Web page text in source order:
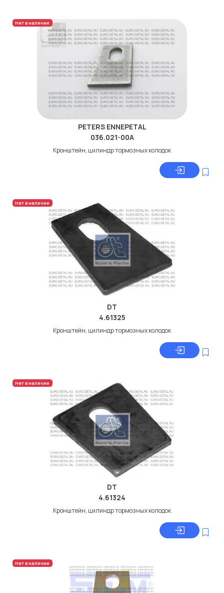
Нет в наличии
PETERS ENNEPETAL
036.021-00A
Кронштейн, цилиндр тормозных колодок
Нет в наличии
DT
4.61325
Кронштейн, цилиндр тормозных колодок
Нет в наличии
DT
4.61324
Кронштейн, цилиндр тормозных колодок
Нет в наличии